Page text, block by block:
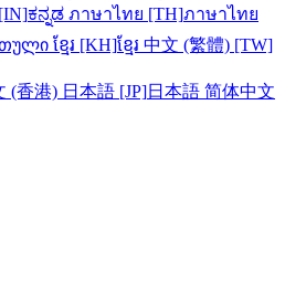
ಕನ್ನಡ ภาษาไทย [TH]ภาษาไทย
ខ្មែរ [KH]ខ្មែរ 中文 (繁體) [TW]
(香港) 日本語 [JP]日本語 简体中文